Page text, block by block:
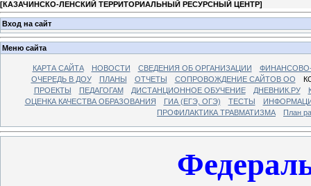
[КАЗАЧИНСКО-ЛЕНСКИЙ ТЕРРИТОРИАЛЬНЫЙ РЕСУРСНЫЙ ЦЕНТР]
Вход на сайт
Меню сайта
КАРТА САЙТА НОВОСТИ СВЕДЕНИЯ ОБ ОРГАНИЗАЦИИ
ОЧЕРЕДЬ В ДОУ
ПЛАНЫ ОТЧЕТЫ СОПРОВОЖДЕНИЕ САЙТОВ ОО
ПРОЕКТЫ
ПЕДАГОГАМ ДИСТАНЦИОННОЕ ОБУЧЕНИЕ ДНЕВНИК.РУ
ОЦЕНКА КАЧЕСТВА ОБРАЗОВАНИЯ
ГИА (ЕГЭ, ОГЭ) ТЕСТЫ
ПРОФИЛАКТИКА ТРАВМАТИЗМА
План